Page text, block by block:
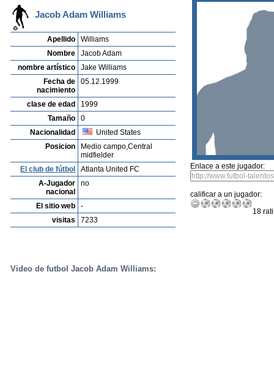
Jacob Adam Williams
Apellido
Williams
Nombre
Jacob Adam
nombre artístico
Jake Williams
Fecha de
nacimiento
05.12.1999
clase de edad
1999
Tamaño
0
Nacionalidad
United States
Posicion
Medio campo,Central
midfielder
El club de fútbol
Atlanta United FC
A-Jugador
nacional
no
El sitio web
-
visitas
7233
Enlace a este jugador:
calificar a un jugador:
18
Video de futbol Jacob Adam Williams: